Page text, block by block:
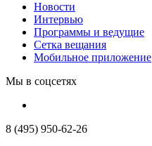
Новости
Интервью
Программы и ведущие
Сетка вещания
Мобильное приложение
Мы в соцсетях
8 (495) 950-62-26